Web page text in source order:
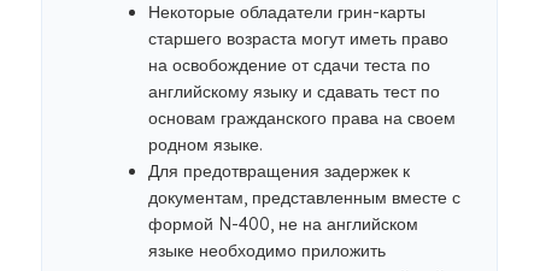
Некоторые обладатели грин-карты
старшего возраста могут иметь право
на освобождение от сдачи теста по
английскому языку и сдавать тест по
основам гражданского права на своем
родном языке.
Для предотвращения задержек к
документам, представленным вместе с
формой N-400, не на английском
языке необходимо приложить